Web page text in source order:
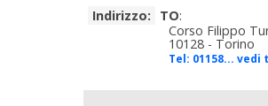
Indirizzo:
TO:
Corso Filippo
10128 - Torino
Tel: 01158... vedi